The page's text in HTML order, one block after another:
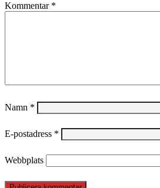
Kommentar *
Namn *
E-postadress *
Webbplats